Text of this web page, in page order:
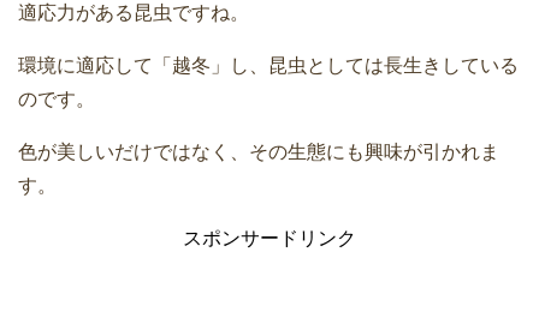
適応力がある昆虫ですね。
環境に適応して「越冬」し、昆虫としては長生きしている
のです。
色が美しいだけではなく、その生態にも興味が引かれま
す。
スポンサードリンク